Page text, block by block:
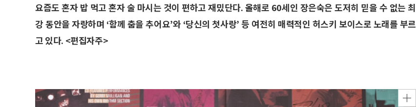
요즘도 혼자 밥 먹고 혼자 술 마시는 것이 편하고 재밌단다. 올해로 60세인 장은숙은 도저히 믿을 수 없는 최
강 동안을 자랑하며 ‘함께 춤을 추어요’와 ‘당신의 첫사랑’ 등 여전히 매력적인 허스키 보이스로 노래를 부르
고 있다. <편집자주>